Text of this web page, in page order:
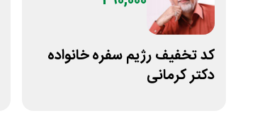
کد تخفیف رژیم سفره خانواده
دکتر کرمانی